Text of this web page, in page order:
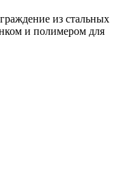
из стальных
и полимером для